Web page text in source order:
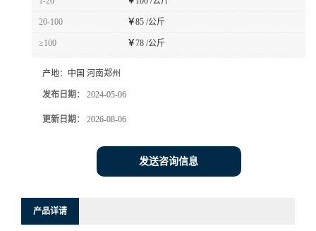
20-100 ￥85 /公斤
≥100 ￥78 /公斤
产地： 中国 河南郑州
发布日期： 2024-05-06
更新日期： 2026-08-06
发送咨询信息
产品详请